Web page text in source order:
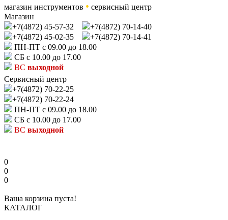
магазин инструментов • сервисный центр
Магазин
+7(4872) 45-57-32
+7(4872) 70-14-40
+7(4872) 45-02-35
+7(4872) 70-14-41
ПН-ПТ с 09.00 до 18.00
СБ с 10.00 до 17.00
ВС выходной
Сервисный центр
+7(4872) 70-22-25
+7(4872) 70-22-24
ПН-ПТ с 09.00 до 18.00
СБ с 10.00 до 17.00
ВС выходной
0
0
0
Ваша корзина пуста!
КАТАЛОГ